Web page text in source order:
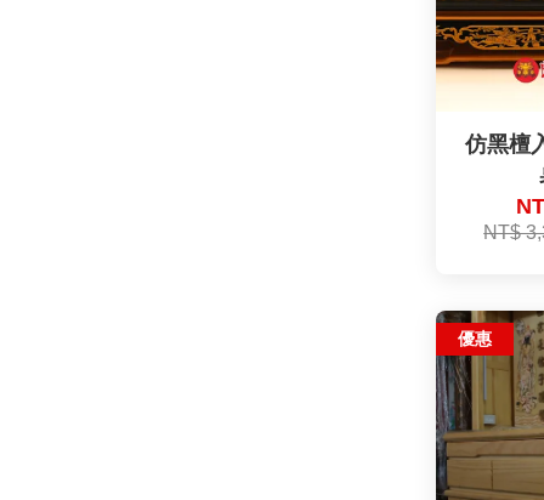
仿黑檀
NT$
優惠